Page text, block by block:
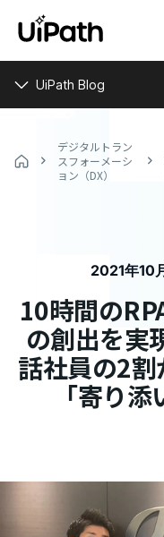
UiPath Blog
デジタルトラン
スフォーメーシ
ョン（DX）
2021年10
10時間の
の創出を実
話社員の2
「寄り